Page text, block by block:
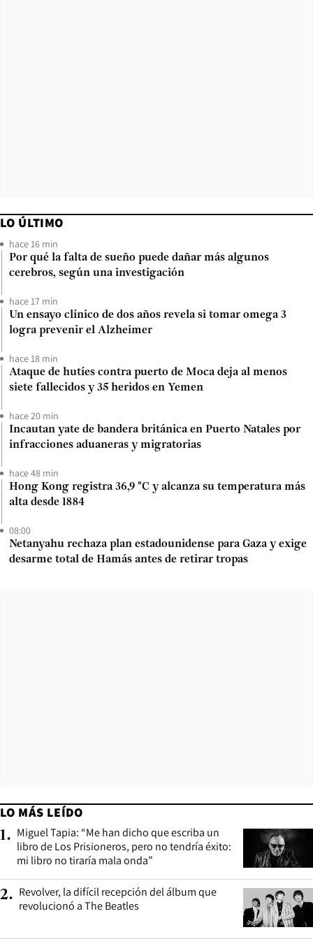
LO ÚLTIMO
hace 16 min
Por qué la falta de sueño puede dañar más algunos
cerebros, según una investigación
hace 17 min
Un ensayo clínico de dos años revela si tomar omega 3
logra prevenir el Alzheimer
hace 18 min
Ataque de hutíes contra puerto de Moca deja al menos
siete fallecidos y 35 heridos en Yemen
hace 20 min
Incautan yate de bandera británica en Puerto Natales por
infracciones aduaneras y migratorias
hace 48 min
Hong Kong registra 36,9 °C y alcanza su temperatura más
alta desde 1884
08:00
Netanyahu rechaza plan estadounidense para Gaza y exige
desarme total de Hamás antes de retirar tropas
LO MÁS LEÍDO
1. Miguel Tapia: “Me han dicho que escriba un
libro de Los Prisioneros, pero no tendría éxito:
mi libro no tiraría mala onda”
2. Revolver, la difícil recepción del álbum que
revolucionó a The Beatles